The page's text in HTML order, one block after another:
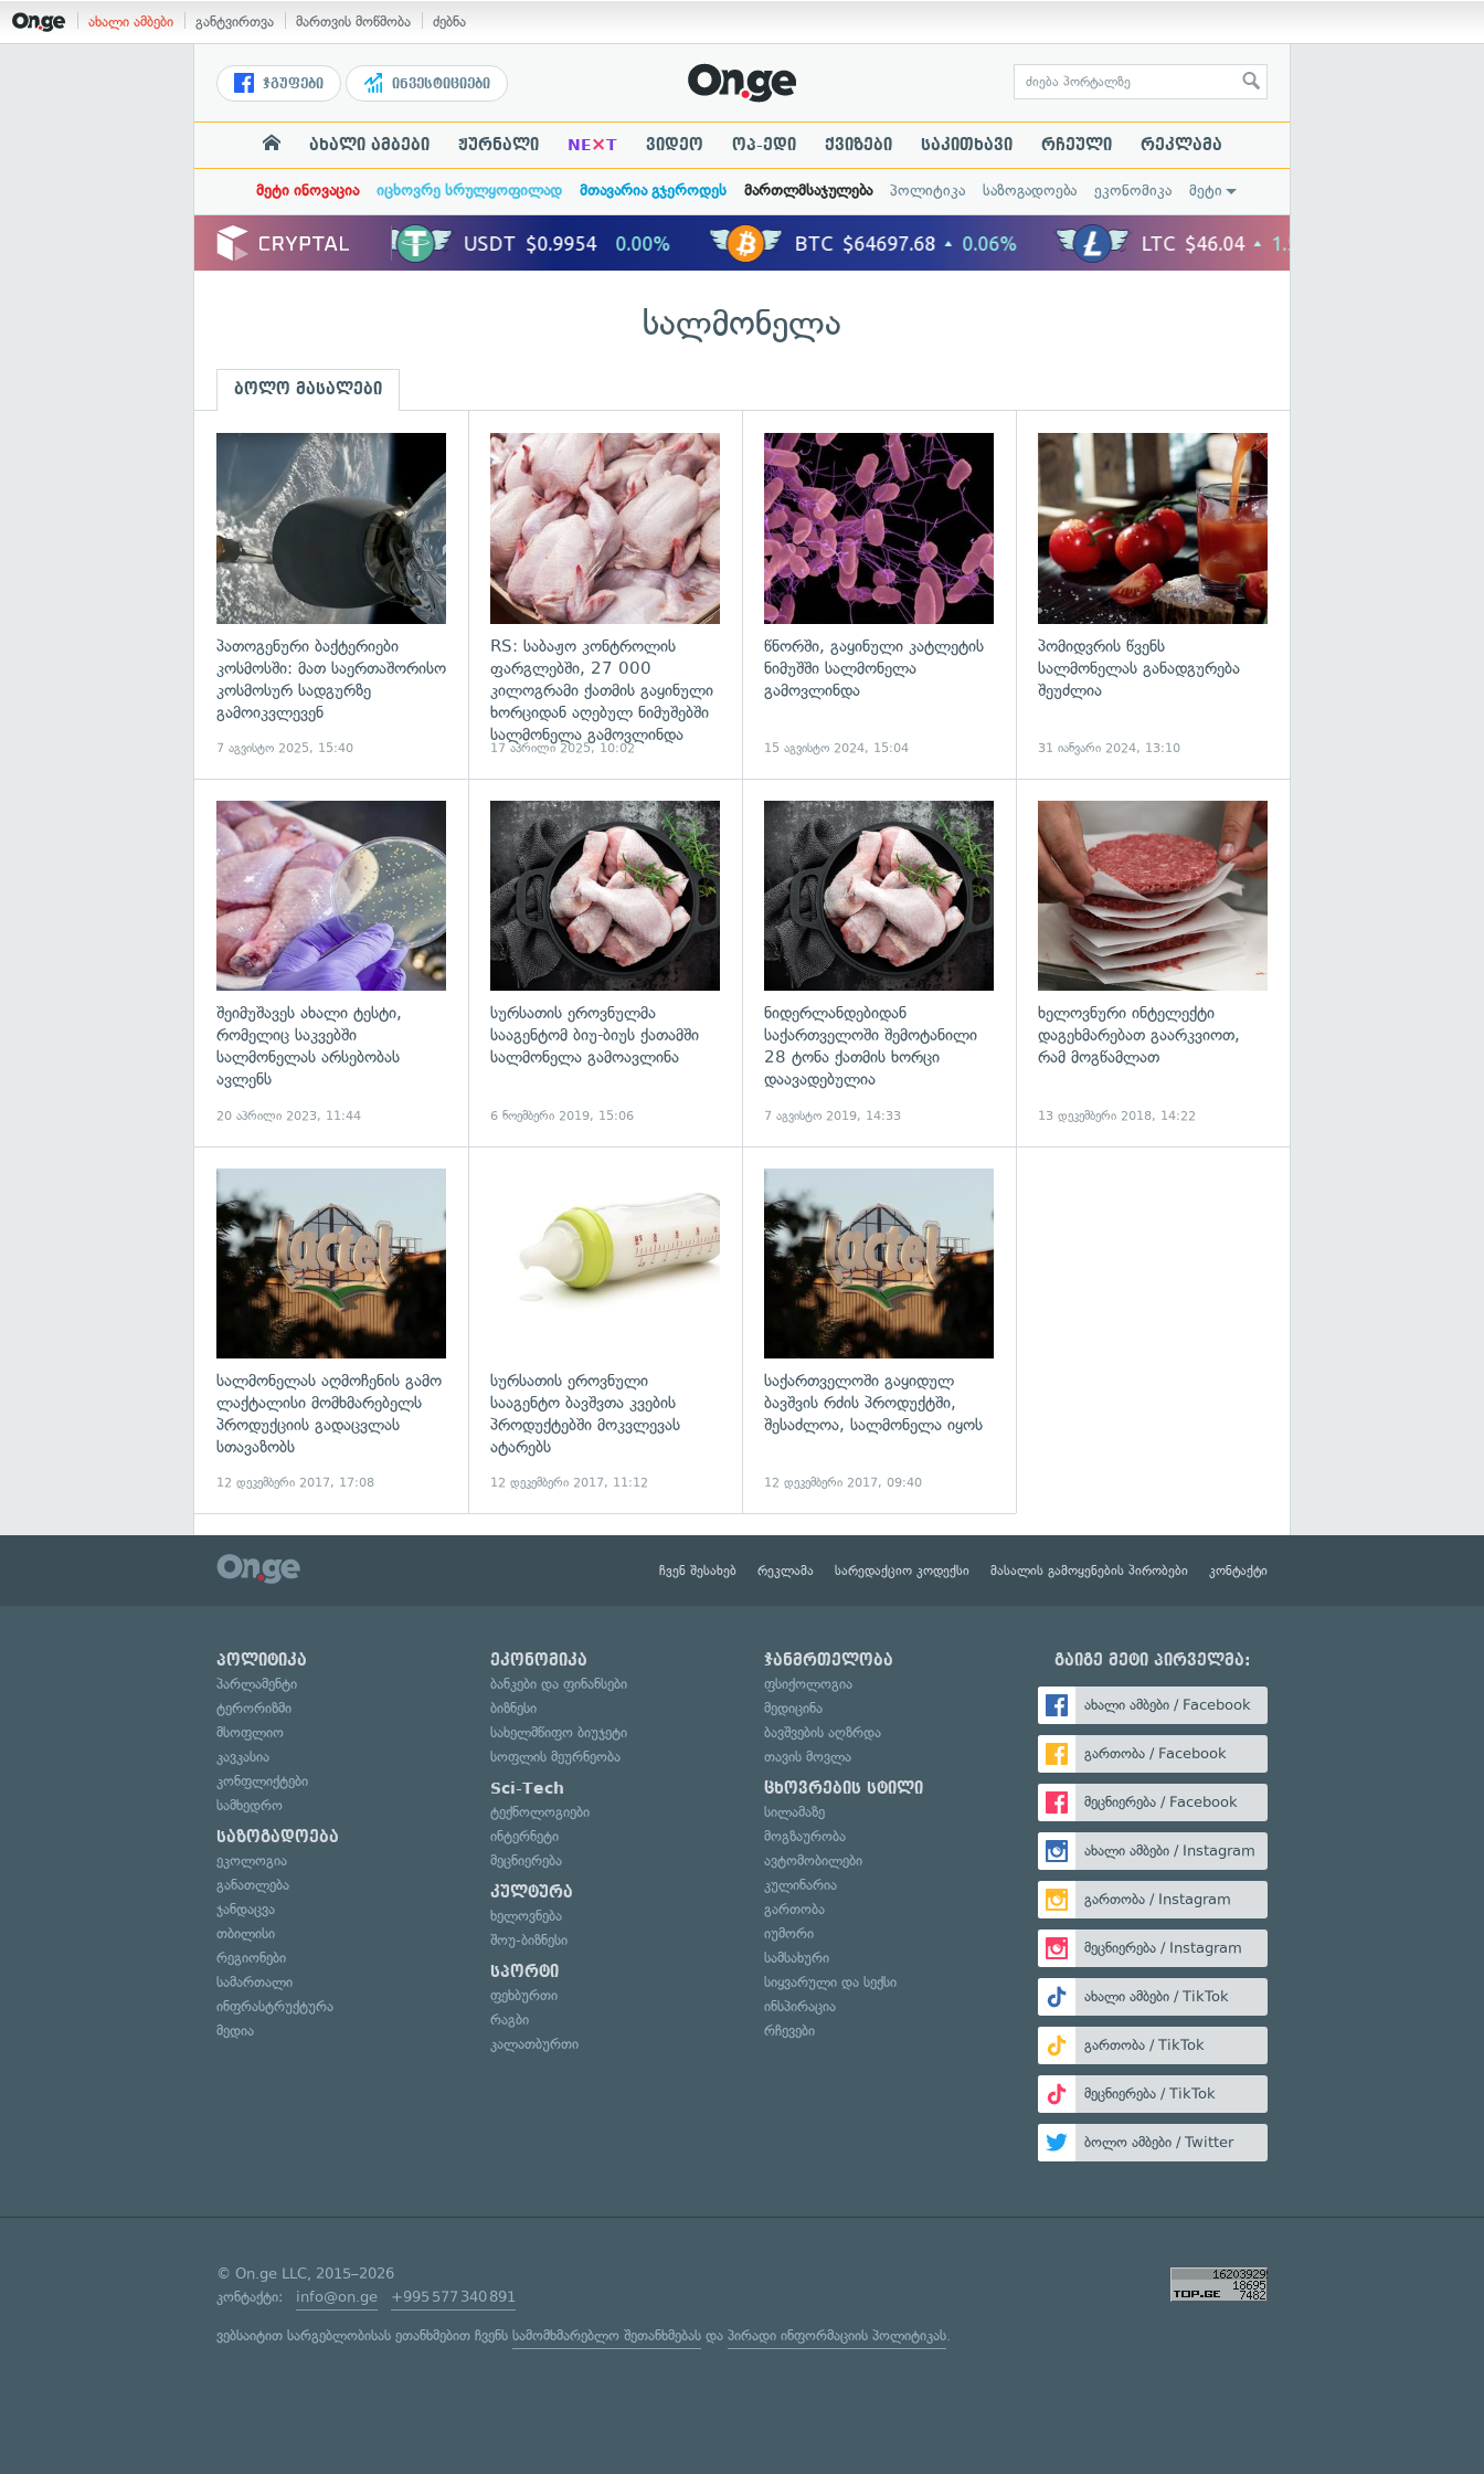
ახალი ამბები განტვირთვა მართვის მოწმობა ძებნა
ჯგუფები ინვესტიციები
ახალი ამბები ჟურნალი NE×T ვიდეო ოპ-ედი ქვიზები საკითხავი რჩეული რეკლამა
მეტი ინოვაცია იცხოვრე სრულყოფილად მთავარია გჯეროდეს მართლმსაჯულება პოლიტიკა საზოგადოება ეკონომიკა მეტი
სალმონელა
ბოლო მასალები
გადახედვა
პათოგენური ბაქტერიები
კოსმოსში: მათ საერთაშორისო
კოსმოსურ სადგურზე
გამოიკვლევენ
7 აგვისტო 2025, 15:40
გადახედვა
RS: საბაჟო კონტროლის
ფარგლებში, 27 000
კილოგრამი ქათმის გაყინული
ხორციდან აღებულ ნიმუშებში
სალმონელა გამოვლინდა
17 აპრილი 2025, 10:02
გადახედვა
წნორში, გაყინული კატლეტის
ნიმუშში სალმონელა
გამოვლინდა
15 აგვისტო 2024, 15:04
პომიდვრის წვენს
სალმონელას განადგურება
შეუძლია
31 იანვარი 2024, 13:10
გადახედვა
შეიმუშავეს ახალი ტესტი,
რომელიც საკვებში
სალმონელას არსებობას
ავლენს
20 აპრილი 2023, 11:44
გადახედვა
სურსათის ეროვნულმა
სააგენტომ ბიუ-ბიუს ქათამში
სალმონელა გამოავლინა
6 ნოემბერი 2019, 15:06
გადახედვა
ნიდერლანდებიდან
საქართველოში შემოტანილი
28 ტონა ქათმის ხორცი
დაავადებულია
7 აგვისტო 2019, 14:33
ხელოვნური ინტელექტი
დაგეხმარებათ გაარკვიოთ,
რამ მოგწამლათ
13 დეკემბერი 2018, 14:22
სალმონელას აღმოჩენის გამო
ლაქტალისი მომხმარებელს
პროდუქციის გადაცვლას
სთავაზობს
12 დეკემბერი 2017, 17:08
გადახედვა
სურსათის ეროვნული
სააგენტო ბავშვთა კვების
პროდუქტებში მოკვლევას
ატარებს
12 დეკემბერი 2017, 11:12
საქართველოში გაყიდულ
ბავშვის რძის პროდუქტში,
შესაძლოა, სალმონელა იყოს
12 დეკემბერი 2017, 09:40
ჩვენ შესახებ რეკლამა სარედაქციო კოდექსი მასალის გამოყენების პირობები კონტაქტი
პოლიტიკა
პარლამენტი
ტერორიზმი
მსოფლიო
კავკასია
კონფლიქტები
სამხედრო
საზოგადოება
ეკოლოგია
განათლება
ჯანდაცვა
თბილისი
რეგიონები
სამართალი
ინფრასტრუქტურა
მედია
ეკონომიკა
ბანკები და ფინანსები
ბიზნესი
სახელმწიფო ბიუჯეტი
სოფლის მეურნეობა
Sci-Tech
ტექნოლოგიები
ინტერნეტი
მეცნიერება
კულტურა
ხელოვნება
შოუ-ბიზნესი
სპორტი
ფეხბურთი
რაგბი
კალათბურთი
ჯანმრთელობა
ფსიქოლოგია
მედიცინა
ბავშვების აღზრდა
თავის მოვლა
ცხოვრების სტილი
სილამაზე
მოგზაურობა
ავტომობილები
კულინარია
გართობა
იუმორი
სამსახური
სიყვარული და სექსი
ინსპირაცია
რჩევები
გაიგე მეტი პირველმა:
ახალი ამბები / Facebook
გართობა / Facebook
მეცნიერება / Facebook
ახალი ამბები / Instagram
გართობა / Instagram
მეცნიერება / Instagram
ახალი ამბები / TikTok
გართობა / TikTok
მეცნიერება / TikTok
ბოლო ამბები / Twitter
© On.ge LLC, 2015–2026
კონტაქტი: info@on.ge +995 577 340 891
ვებსაიტით სარგებლობისას ეთანხმებით ჩვენს სამომხმარებლო შეთანხმებას და პირადი ინფორმაციის პოლიტიკას.